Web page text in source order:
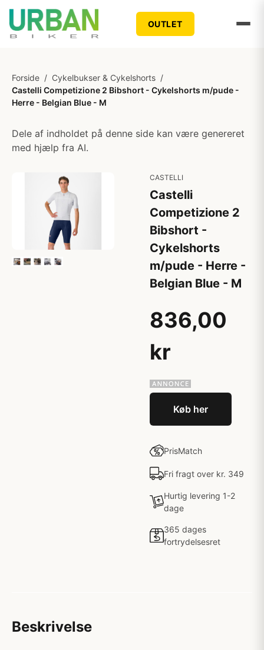
OUTLET
Forside / Cykelbukser & Cykelshorts /
Castelli Competizione 2 Bibshort - Cykelshorts m/pude -
Herre - Belgian Blue - M
Dele af indholdet på denne side kan være genereret
med hjælp fra AI.
CASTELLI
Castelli
Competizione 2
Bibshort -
Cykelshorts
m/pude - Herre -
Belgian Blue - M
836,00
kr
Køb her
PrisMatch
Fri fragt over kr. 349
Hurtig levering 1-2
dage
365 dages
fortrydelsesret
Beskrivelse